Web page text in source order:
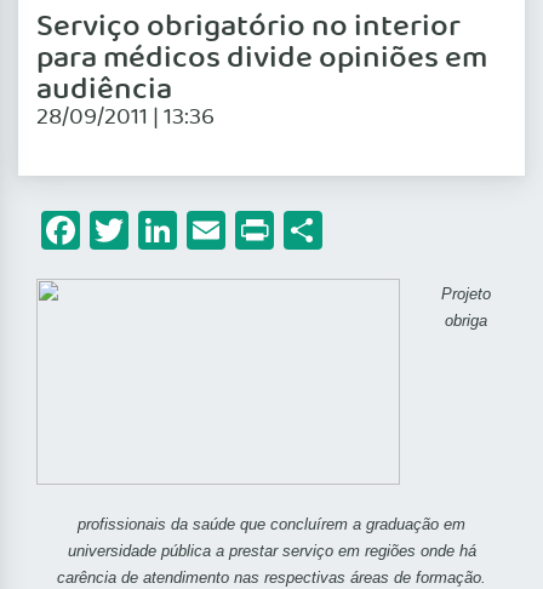
Serviço obrigatório no interior
para médicos divide opiniões em
audiência
28/09/2011 | 13:36
Facebook
Twitter
LinkedIn
Email
Print
Projeto
obriga
profissionais da saúde que concluírem a graduação em
universidade pública a prestar serviço em regiões onde há
carência de atendimento nas respectivas áreas de formação.